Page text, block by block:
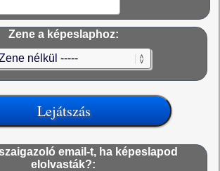
Zene a képeslaphoz:
email-t, ha képeslapod
elolvasták?: